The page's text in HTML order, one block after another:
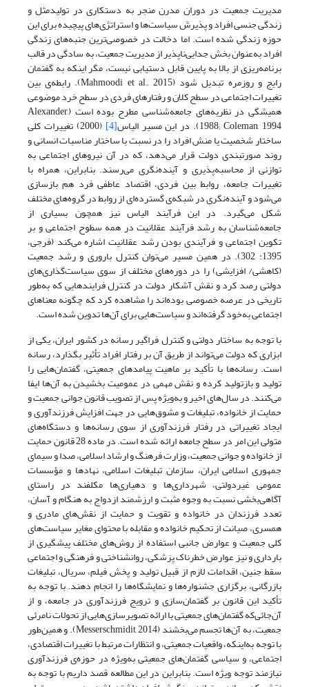
مدیریت جمعیت در دوران مدرن منجر به دستکاری در تولیدمثل و
زندگی جنسی افراد و پذیرش سیاست‌ها و استراتژی‌های پیچیده برای این
حوزه ‌زندگی شده است. اما دخالت در خصوصی‌ترین جنبه‌های زندگی
افراد به‌عنوان بخش جدایی‌ناپذیر از مدیریت جمعیت، به سادگی در قالب
برنامه‌ریزی از بالا به پایین قابل دستیابی نیست، مگر اینکه به گفتمان
رایج و روزمره تبدیل شود (Mahmoodi et al., 2015). رابطه‌ی بین
تغییرات اجتماعی در سطح کلان و رفتار‌های فردی در سطح خرد موضوعی
همیشگی در نظریه‌های جامعه‌شناسی مطرح بوده است (Alexander,
1988; Coleman, 1994). در این ‌مسیر الیاس [4] (2000) تغییرات کلی
ساختار شخصیت یا منش افراد را در نسبت با ساختار مناسبات انسانی و
روند صورتبندی دولت قرار می‌دهد، که در آن نیروهای اجتماعی به
توازنی از محاسبه‌پذیری و آینده‌نگری می‌رسند. بنابراین، همراه با
تغییرات جامعه، روابط بین فردی، اقتصاد عاطفی فرد هم بازسازی
می‌شود و آینده‌نگری در شبکه‌ی گسترده‌ای از روابط در گروه‌های مختلف
شکل می‌گیرد. در این فرآیند الیاس نیز همچون بسیاری از
جامعه‌شناسان به رشد فرآیند عقلانیت در همه سطوح اجتماعی و بر
تکوین اجتماعی و فرآیندی بودن رشد عقلانیت اشاره می‌کند (فرجی،
1395: 302). در همین مسیر می‌توان کنترل باروری و رشد جمعیت
(کاهشی/ افزایشی) را در دوره‌های مختلف از سوی سیاست‌گذاری‌های
دولتی رصد کرد و نقش آشکار دولت در کنترل فرایندهایی که به‌طور
تاریخی در عرصه خصوصی بوده‌اند را مشاهده کرد که چگونه معناهای
اجتماعی به‌خود گرفته‌اند و سیاست‌هایی برای آن‌ها تدوین شده است.
با توجه به ساختار دولتی و کنترل فراگیر رسانه در کشور ایران، یکی از
ابزاری که دولت می‌تواند از طریق آن بر رفتار افراد تأثیر بگذارد، رسانه
است. رسانه‌ها با تأکید بر ماهیت پیامدهای جمعیتی، گفتمان‌هایی را
تولید و بازتولید کرده و نقش مهمی در عمومیت بخشیدن به آن‌ها ایفا
می‌کنند. در سال‌های اخیر و به‌ویژه پس از تصویب قانون جوانی جمعیت و
حمایت از خانواده، تبلیغات و مشوق‌هایی در جهت افزایش فرزندآوری و
ایجاد تغییراتی در رفتار فرزندآوری از سوی رسانه‌ها و دستگاه‌های
متولی این امر در سطح جامعه ارائه شده است. در ماده 28 قانون حمایت
از خانواده و جوانی جمعیت، وزارت فرهنگ و ارشاد اسلامی، صدا و سیمای
جمهوری اسلامی ایران، سازمان تبلیغات اسلامی، نهادها و مؤسسات
عمومی غیردولتی، شهرداری‌ها و دهیاری‌ها مکلفند در راستای
آگاهی‌بخشی نسبت به وجوه مثبت و ارزشمند ازدواج به هنگام و آسان،
تعدد فرزندان در خانواده و تقویت و حمایت از نقش‌های مادری و
همسری، صیانت از تحکیم خانواده و مقابله با محتوای مغایر سیاست‌های
کلی جمعیت و عوارض جانبی استفاده از روش‌های مختلف پیشگیری از
بارداری و نیز عوارض خطرناک پزشکی، روانشناختی و فرهنگی و اجتماعی
سقط جنین، اقدامات لازم از قبیل تولید و پخش فیلم، سریال، تبلیغات
بازرگانی، برگزاری جشنواره‌ها و نمایشگاه‌ها را انجام دهند. با توجه به
تأکید این قانون بر گفتمان‌سازی و ترویج فرزندآوری در جامعه، و از
آن‌جائی‌که گفتمان‌های جمعیتی با ارائه تصویر‌سازی‌هایی از تحولات نامرئی
جمعیت، به آن‌ها تجسم می‌بخشند (Messerschmidit, 2014). و همین‌طور
با توجه به‌اینکه، واقعیات جمعیتی، و انتظارات مرتبط با تغییرات اقتصادی،
اجتماعی، و سیاسی گفتمان‌های جمعیتی به‌ویژه در حوزه‌ی فرزندآوری
نیازمند توجه‌ ویژه است. بنابراین در این مطالعه قصد داریم با توجه به